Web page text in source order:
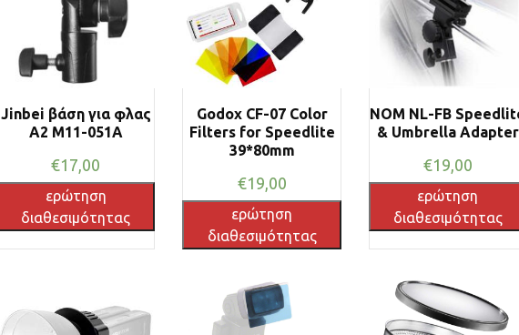
Jinbei βάση για φλας
A2 M11-051A
€17,00
ερώτηση
διαθεσιμότητας
Godox CF-07 Color
Filters for Speedlite
39*80mm
€19,00
ερώτηση
διαθεσιμότητας
NOM NL-FB
& Umbrella Adapter
€19,00
ερώτηση
διαθεσιμότητας